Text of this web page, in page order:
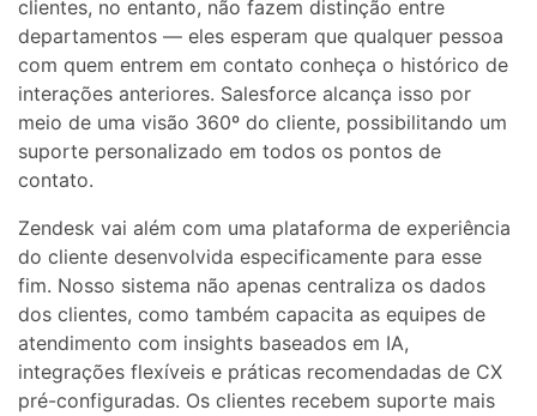
clientes, no entanto, não fazem distinção entre
departamentos — eles esperam que qualquer pessoa
com quem entrem em contato conheça o histórico de
interações anteriores. Salesforce alcança isso por
meio de uma visão 360º do cliente, possibilitando um
suporte personalizado em todos os pontos de
contato.
Zendesk vai além com uma plataforma de experiência
do cliente desenvolvida especificamente para esse
fim. Nosso sistema não apenas centraliza os dados
dos clientes, como também capacita as equipes de
atendimento com insights baseados em IA,
integrações flexíveis e práticas recomendadas de CX
pré-configuradas. Os clientes recebem suporte mais